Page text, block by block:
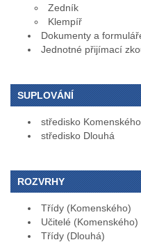
Zedník
Klempíř
Dokumenty a
Jednotné přijímací
SUPLOVÁNÍ
středisko Komenského
středisko Dlouhá
ROZVRHY
Třídy (Komenského)
Učitelé (Komenského)
Třídy (Dlouhá)